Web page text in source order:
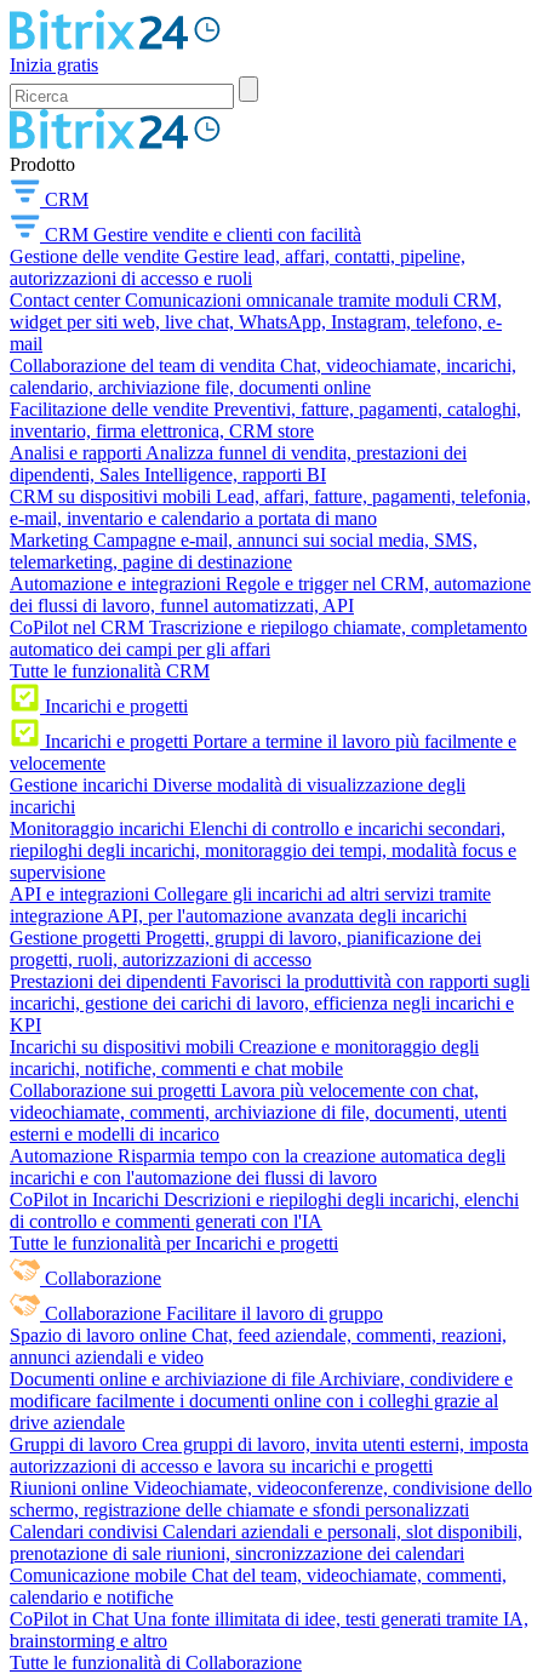
Inizia gratis
Prodotto
CRM
CRM Gestire vendite e clienti con facilità
Gestione delle vendite Gestire lead, affari, contatti, pipeline,
autorizzazioni di accesso e ruoli
Contact center Comunicazioni omnicanale tramite moduli CRM,
widget per siti web, live chat, WhatsApp, Instagram, telefono, e-
mail
Collaborazione del team di vendita Chat, videochiamate, incarichi,
calendario, archiviazione file, documenti online
Facilitazione delle vendite Preventivi, fatture, pagamenti, cataloghi,
inventario, firma elettronica, CRM store
Analisi e rapporti Analizza funnel di vendita, prestazioni dei
dipendenti, Sales Intelligence, rapporti BI
CRM su dispositivi mobili Lead, affari, fatture, pagamenti, telefonia,
e-mail, inventario e calendario a portata di mano
Marketing Campagne e-mail, annunci sui social media, SMS,
telemarketing, pagine di destinazione
Automazione e integrazioni Regole e trigger nel CRM, automazione
dei flussi di lavoro, funnel automatizzati, API
CoPilot nel CRM Trascrizione e riepilogo chiamate, completamento
automatico dei campi per gli affari
Tutte le funzionalità CRM
Incarichi e progetti
Incarichi e progetti Portare a termine il lavoro più facilmente e
velocemente
Gestione incarichi Diverse modalità di visualizzazione degli
incarichi
Monitoraggio incarichi Elenchi di controllo e incarichi secondari,
riepiloghi degli incarichi, monitoraggio dei tempi, modalità focus e
supervisione
API e integrazioni Collegare gli incarichi ad altri servizi tramite
integrazione API, per l'automazione avanzata degli incarichi
Gestione progetti Progetti, gruppi di lavoro, pianificazione dei
progetti, ruoli, autorizzazioni di accesso
Prestazioni dei dipendenti Favorisci la produttività con rapporti sugli
incarichi, gestione dei carichi di lavoro, efficienza negli incarichi e
KPI
Incarichi su dispositivi mobili Creazione e monitoraggio degli
incarichi, notifiche, commenti e chat mobile
Collaborazione sui progetti Lavora più velocemente con chat,
videochiamate, commenti, archiviazione di file, documenti, utenti
esterni e modelli di incarico
Automazione Risparmia tempo con la creazione automatica degli
incarichi e con l'automazione dei flussi di lavoro
CoPilot in Incarichi Descrizioni e riepiloghi degli incarichi, elenchi
di controllo e commenti generati con l'IA
Tutte le funzionalità per Incarichi e progetti
Collaborazione
Collaborazione Facilitare il lavoro di gruppo
Spazio di lavoro online Chat, feed aziendale, commenti, reazioni,
annunci aziendali e video
Documenti online e archiviazione di file Archiviare, condividere e
modificare facilmente i documenti online con i colleghi grazie al
drive aziendale
Gruppi di lavoro Crea gruppi di lavoro, invita utenti esterni, imposta
autorizzazioni di accesso e lavora su incarichi e progetti
Riunioni online Videochiamate, videoconferenze, condivisione dello
schermo, registrazione delle chiamate e sfondi personalizzati
Calendari condivisi Calendari aziendali e personali, slot disponibili,
prenotazione di sale riunioni, sincronizzazione dei calendari
Comunicazione mobile Chat del team, videochiamate, commenti,
calendario e notifiche
CoPilot in Chat Una fonte illimitata di idee, testi generati tramite IA,
brainstorming e altro
Tutte le funzionalità di Collaborazione